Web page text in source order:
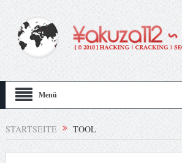
Menü
STARTSEITE TOOL